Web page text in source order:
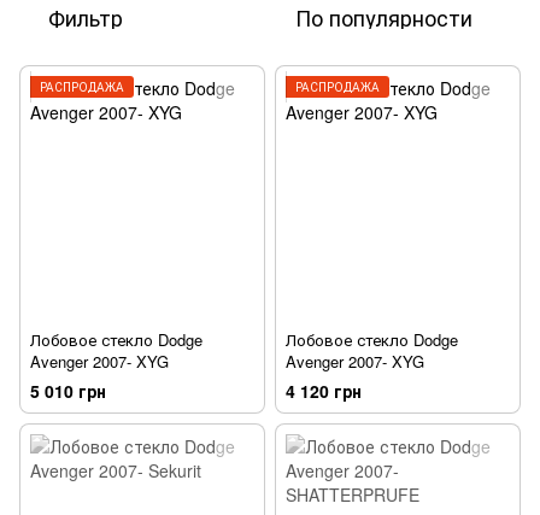
Фильтр По популярности
РАСПРОДАЖА
Лобовое стекло Dodge
Avenger 2007- XYG
5 010 грн
РАСПРОДАЖА
Лобовое стекло Dodge
Avenger 2007- XYG
4 120 грн